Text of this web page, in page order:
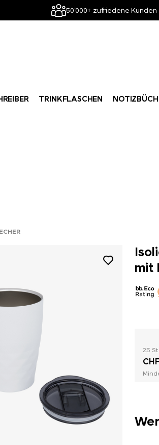
50'000+ zufriedene Kunden
TRINKFLASCHEN
mit
25